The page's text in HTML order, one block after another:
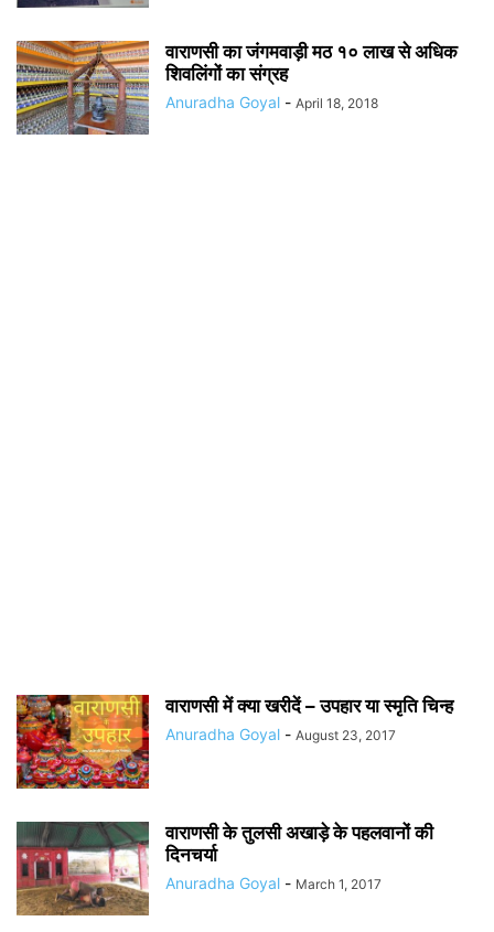
वाराणसी का जंगमवाड़ी मठ १० लाख से अधिक
शिवलिंगों का संग्रह
Anuradha Goyal - April 18, 2018
वाराणसी में क्या खरीदें – उपहार या स्मृति चिन्ह
Anuradha Goyal - August 23, 2017
वाराणसी के तुलसी अखाड़े के पहलवानों की
दिनचर्या
Anuradha Goyal - March 1, 2017